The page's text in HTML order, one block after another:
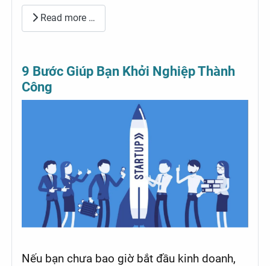
Read more …
9 Bước Giúp Bạn Khởi Nghiệp Thành
Công
Nếu bạn chưa bao giờ bắt đầu kinh doanh,